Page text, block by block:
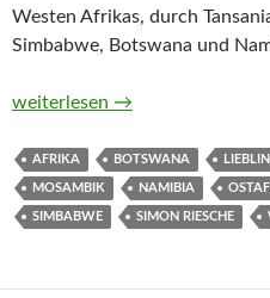
Westen Afrikas, durch
Simbabwe, Botswana und
Zwischen Sansibar und
weiterlesen →
AFRIKA BOTSWANA
MOSAMBIK NAMIBIA
SIMBABWE SIMON RIESCHE